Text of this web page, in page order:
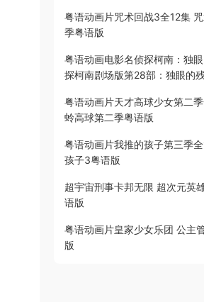
粤语动画片咒术回战3全12集
季粤语版
粤语动画电影名侦探柯南：独
探柯南剧场版第28部：独眼的
粤语动画片天才高球少女第二
蛉高球第二季粤语版
粤语动画片我推的孩子第三季
孩子3粤语版
超宇宙刑事卡邦无限 超次元英
语版
粤语动画片皇家少女乐团 公主
版